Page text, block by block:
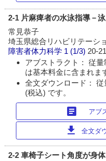
2-1 片麻痺者の水泳指導－
常見恭子
埼玉県総合リハビリテーシ
障害者体力科学 1 (1/3) 20-
アブストラクト： 従
は基本料金に含まれま
全文ダウンロード：
(税込) です。
article アブ
download 全文ダ
2-2 車椅子シート角度が身